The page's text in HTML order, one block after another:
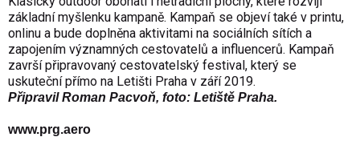
základní myšlenku kampaně. Kampaň se objeví také v printu,
onlinu a bude doplněna aktivitami na sociálních sítích a
zapojením významných cestovatelů a influencerů. Kampaň
završí připravovaný cestovatelský festival, který se
uskuteční přímo na Letišti Praha v září 2019.
PřipravilRoman Pacvoň, foto: Letiště Praha.
www.prg.aero